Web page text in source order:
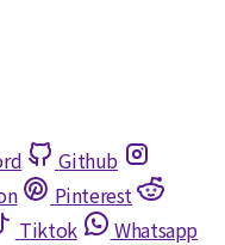
Github
Pinterest
Tiktok
Whatsapp